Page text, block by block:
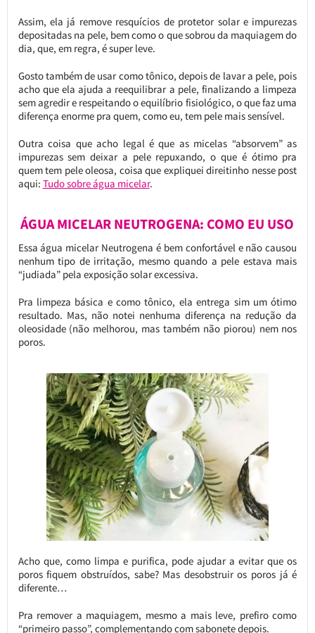
Assim, ela já remove resquícios de protetor solar e impurezas
depositadas na pele, bem como o que sobrou da maquiagem do
dia, que, em regra, é super leve.
Gosto também de usar como tônico, depois de lavar a pele, pois
acho que ela ajuda a reequilibrar a pele, finalizando a limpeza
sem agredir e respeitando o equilíbrio fisiológico, o que faz uma
diferença enorme pra quem, como eu, tem pele mais sensível.
Outra coisa que acho legal é que as micelas “absorvem” as
impurezas sem deixar a pele repuxando, o que é ótimo pra
quem tem pele oleosa, coisa que expliquei direitinho nesse post
aqui: Tudo sobre água micelar.
ÁGUA MICELAR NEUTROGENA: COMO EU USO
Essa água micelar Neutrogena é bem confortável e não causou
nenhum tipo de irritação, mesmo quando a pele estava mais
“judiada” pela exposição solar excessiva.
Pra limpeza básica e como tônico, ela entrega sim um ótimo
resultado. Mas, não notei nenhuma diferença na redução da
oleosidade (não melhorou, mas também não piorou) nem nos
poros.
Acho que, como limpa e purifica, pode ajudar a evitar que os
poros fiquem obstruídos, sabe? Mas desobstruir os poros já é
diferente…
Pra remover a maquiagem, mesmo a mais leve, prefiro como
“primeiro passo”, complementando com sabonete depois.